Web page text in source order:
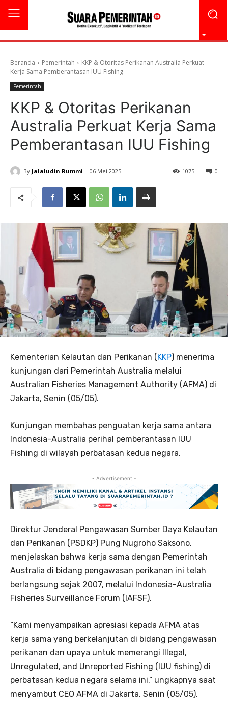
Beranda Pemerintah
KKP & Otoritas Perikanan Australia Perkuat
Kerja Sama Pemberantasan IUU Fishing
Pemerintah
KKP & Otoritas Perikanan
Australia Perkuat Kerja Sama
Pemberantasan IUU Fishing
By Jalaludin Rummi 06 Mei 2025 0
1075
Kementerian Kelautan dan Perikanan (KKP) menerima
kunjungan dari Pemerintah Australia melalui
Australian Fisheries Management Authority (AFMA) di
Jakarta, Senin (05/05).
Kunjungan membahas penguatan kerja sama antara
Indonesia-Australia perihal pemberantasan IUU
Fishing di wilayah perbatasan kedua negara.
- Advertisement -
Direktur Jenderal Pengawasan Sumber Daya Kelautan
dan Perikanan (PSDKP) Pung Nugroho Saksono,
menjelaskan bahwa kerja sama dengan Pemerintah
Australia di bidang pengawasan perikanan ini telah
berlangsung sejak 2007, melalui Indonesia-Australia
Fisheries Surveillance Forum (IAFSF).
“Kami menyampaikan apresiasi kepada AFMA atas
kerja sama yang berkelanjutan di bidang pengawasan
perikanan dan upaya untuk memerangi Illegal,
Unregulated, and Unreported Fishing (IUU fishing) di
perbatasan kedua negara selama ini,” ungkapnya saat
menyambut CEO AFMA di Jakarta, Senin (05/05).